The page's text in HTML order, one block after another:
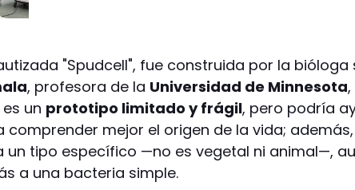
"Spudcell", fue construida por la bióloga
, profesora de la Universidad de Minnesota
un prototipo limitado y frágil, pero podría
comprender mejor el origen de la vida;
un tipo específico —no es vegetal ni animal—,
a una bacteria simple.